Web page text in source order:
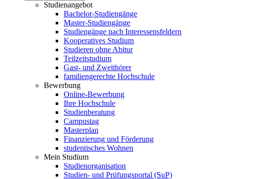
Studienangebot
Bachelor-Studiengänge
Master-Studiengänge
Studiengänge nach Interessensfeldern
Kooperatives Studium
Studieren ohne Abitur
Teilzeitstudium
Gast- und Zweithörer
familiengerechte Hochschule
Bewerbung
Online-Bewerbung
Ihre Hochschule
Studienberatung
Campustag
Masterplan
Finanzierung und Förderung
studentisches Wohnen
Mein Studium
Studienorganisation
Studien- und Prüfungsportal (SuP)